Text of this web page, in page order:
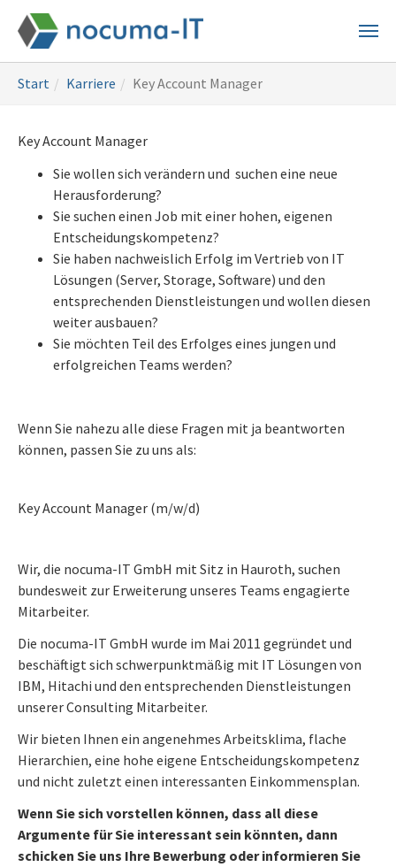
main
are
Start Karriere Key Account Manager
Key Account Manager
Sie wollen sich verändern und suchen eine neue
Herausforderung?
Sie suchen einen Job mit einer hohen, eigenen
Entscheidungskompetenz?
Sie haben nachweislich Erfolg im Vertrieb von IT
Lösungen (Server, Storage, Software) und den
entsprechenden Dienstleistungen und wollen diesen
weiter ausbauen?
Sie möchten Teil des Erfolges eines jungen und
erfolgreichen Teams werden?
Wenn Sie nahezu alle diese Fragen mit ja beantworten
können, passen Sie zu uns als:
Key Account Manager (m/w/d)
Wir, die nocuma-IT GmbH mit Sitz in Hauroth, suchen
bundesweit zur Erweiterung unseres Teams engagierte
Mitarbeiter.
Die nocuma-IT GmbH wurde im Mai 2011 gegründet und
beschäftigt sich schwerpunktmäßig mit IT Lösungen von
IBM, Hitachi und den entsprechenden Dienstleistungen
unserer Consulting Mitarbeiter.
Wir bieten Ihnen ein angenehmes Arbeitsklima, flache
Hierarchien, eine hohe eigene Entscheidungskompetenz
und nicht zuletzt einen interessanten Einkommensplan.
Wenn Sie sich vorstellen können, dass all diese
Argumente für Sie interessant sein könnten, dann
schicken Sie uns Ihre Bewerbung oder informieren Sie